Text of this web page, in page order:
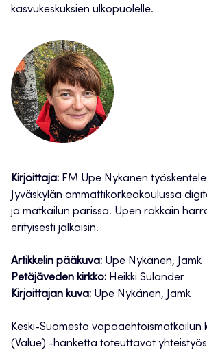
kasvukeskuksien ulkopuolelle.
Kirjoittaja: FM Upe Nykänen
Jyväskylän ammattikorkeakoulussa
ja matkailun parissa. Upen rakkain
erityisesti jalkaisin.
Artikkelin pääkuva: Upe Nykänen, Jamk
Petäjäveden kirkko: Heikki Sulander
Kirjoittajan kuva: Upe Nykänen, Jamk
Keski-Suomesta vapaaehtoismatkailun
(Value) -hanketta toteuttavat